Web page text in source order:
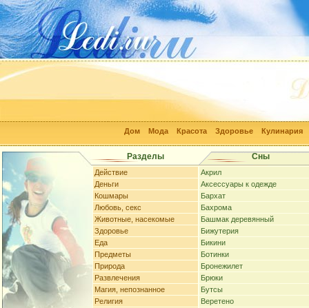
Дом Мода Красота Здоровье Кулинария
Разделы Сны
Действие
Деньги
Кошмары
Любовь, секс
Животные, насекомые
Здоровье
Еда
Предметы
Природа
Развлечения
Магия, непознанное
Религия
Акрил
Аксессуары к одежде
Бархат
Бахрома
Башмак деревянный
Бижутерия
Бикини
Ботинки
Бронежилет
Брюки
Бутсы
Веретено